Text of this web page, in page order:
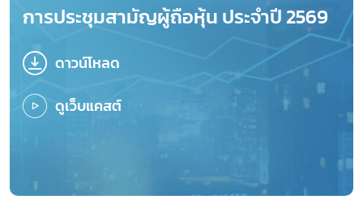
การประชุมสามัญผู้ถือหุ้น ประจำปี 2569
ดาวน์โหลด
ดาวน์โหลด
ดูเว็บแคสต์